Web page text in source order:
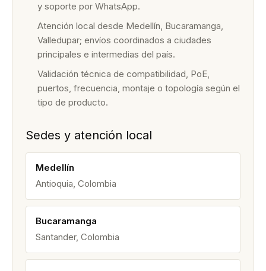
y soporte por WhatsApp.
Atención local desde Medellín, Bucaramanga,
Valledupar; envíos coordinados a ciudades
principales e intermedias del país.
Validación técnica de compatibilidad, PoE,
puertos, frecuencia, montaje o topología según el
tipo de producto.
Sedes y atención local
Medellín
Antioquia, Colombia
Bucaramanga
Santander, Colombia